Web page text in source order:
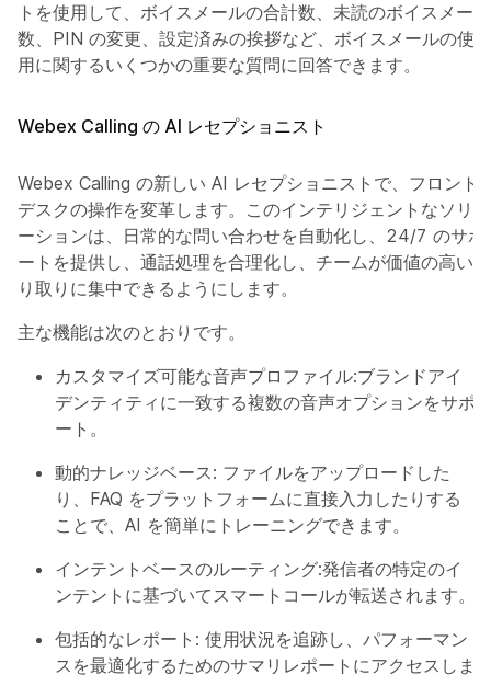
トを使用して、ボイスメールの合計数、未読のボイスメール
数、PIN の変更、設定済みの挨拶など、ボイスメールの使
用に関するいくつかの重要な質問に回答できます。
Webex Calling の AI レセプショニスト
Webex Calling の新しい AI レセプショニストで、フロント
デスクの操作を変革します。このインテリジェントなソリュ
ーションは、日常的な問い合わせを自動化し、24/7 のサポ
ートを提供し、通話処理を合理化し、チームが価値の高いや
り取りに集中できるようにします。
主な機能は次のとおりです。
カスタマイズ可能な音声プロファイル:ブランドアイ
デンティティに一致する複数の音声オプションをサポ
ート。
動的ナレッジベース: ファイルをアップロードした
り、FAQ をプラットフォームに直接入力したりする
ことで、AI を簡単にトレーニングできます。
インテントベースのルーティング:発信者の特定のイ
ンテントに基づいてスマートコールが転送されます。
包括的なレポート : 使用状況を追跡し、パフォーマン
スを最適化するためのサマリレポートにアクセスしま